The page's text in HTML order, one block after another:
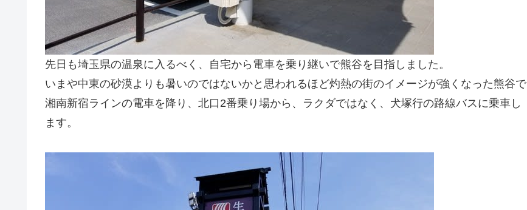
先日も埼玉県の温泉に入るべく、自宅から電車を乗り継いで熊谷を目指しました。
いまや中東の砂漠よりも暑いのではないかと思われるほど灼熱の街のイメージが強くなった熊谷で
湘南新宿ラインの電車を降り、北口2番乗り場から、ラクダではなく、犬塚行の路線バスに乗車し
ます。